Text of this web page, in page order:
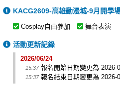
KACG2609-高雄動漫城-9月開學
Cosplay自由參加 舞台表演
活動更新記錄
2026/06/24
15:37報名開始日期變更為 2026-
15:37報名結束日期變更為 2026-